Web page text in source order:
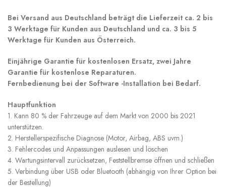
Bei Versand aus Deutschland beträgt die Lieferzeit ca. 2 bis
3 Werktage für Kunden aus Deutschland und ca. 3 bis 5
Werktage für Kunden aus Österreich.
Einjährige Garantie für kostenlosen Ersatz, zwei Jahre
Garantie für kostenlose Reparaturen.
Fernbedienung bei der Software -Installation bei Bedarf.
Hauptfunktion
1. Kann 80 % der Fahrzeuge auf dem Markt von 2000 bis 2021
unterstützen.
2. Herstellerspezifische Diagnose (Motor, Airbag, ABS uvm.)
3. Fehlercodes und Anpassungen auslesen und löschen
4. Wartungsintervall zurücksetzen, Feststellbremse öffnen und schließen
5. Verbindung über USB oder Bluetooth (abhängig von Ihrer Option bei
der Bestellung)